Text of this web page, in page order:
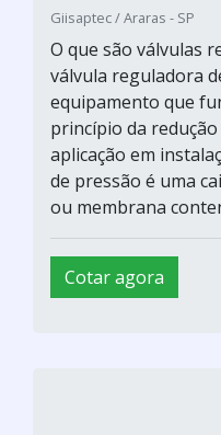
Giisaptec / Araras - SP
O que são válvulas
válvula reguladora
equipamento que
princípio da
aplicação em
de pressão é uma
ou membrana
Cotar agora